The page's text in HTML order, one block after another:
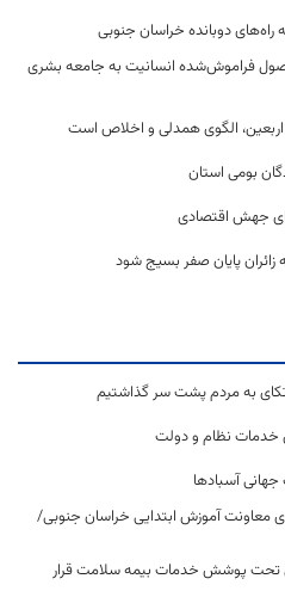
فراموش‌شده انسانیت به جامعه بشری
الگوی همدلی و اخلاص است
بومی استان
جهش اقتصادی
پایان صفر بسیج شود
به مردم پشت سر گذاشتیم
خدمات نظام و دولت
آسبادها
معاونت آموزش ابتدایی خراسان جنوبی/
تحت پوشش خدمات بیمه سلامت قرار